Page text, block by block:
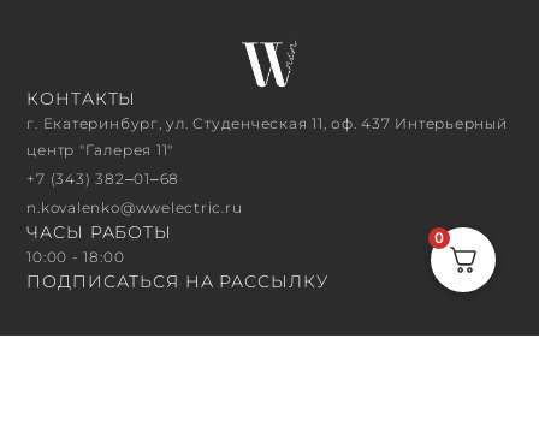
КОНТАКТЫ
г. Екатеринбург, ул. Студенческая 11, оф. 437 Интерьерный
центр "Галерея 11"
+7 (343) 382‒01‒68
n.kovalenko@wwelectric.ru
ЧАСЫ РАБОТЫ
10:00 - 18:00
ПОДПИСАТЬСЯ НА РАССЫЛКУ
0